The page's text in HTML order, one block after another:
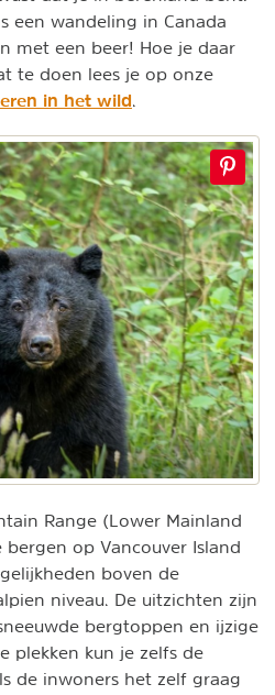
een wandeling in Canada
met een beer! Hoe je daar
te doen lees je op onze
in het wild.
Range (Lower Mainland
bergen op Vancouver Island
boven de
niveau. De uitzichten zijn
bergtoppen en ijzige
plekken kun je zelfs de
de inwoners het zelf graag